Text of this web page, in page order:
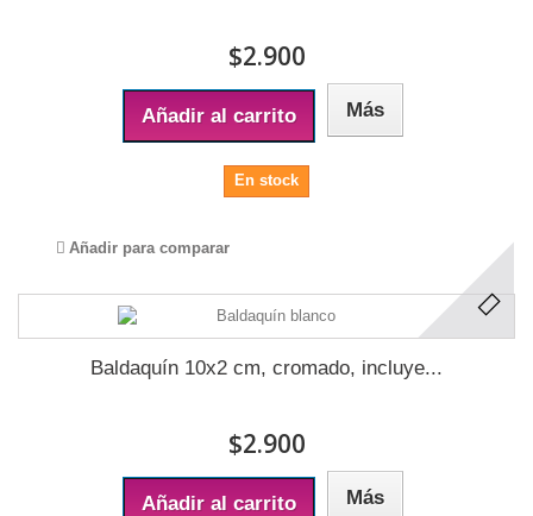
$2.900
Añadir al carrito Más
En stock
Añadir para comparar
Baldaquín 10x2 cm, cromado, incluye...
$2.900
Añadir al carrito Más